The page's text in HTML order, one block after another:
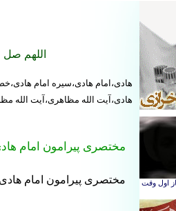
اللهم
مختصری پیرامون امام
مختصری پیرامون امام
هادی،امام هادی،سیره امام
هادی،آیت الله مظاهری،آیت الله